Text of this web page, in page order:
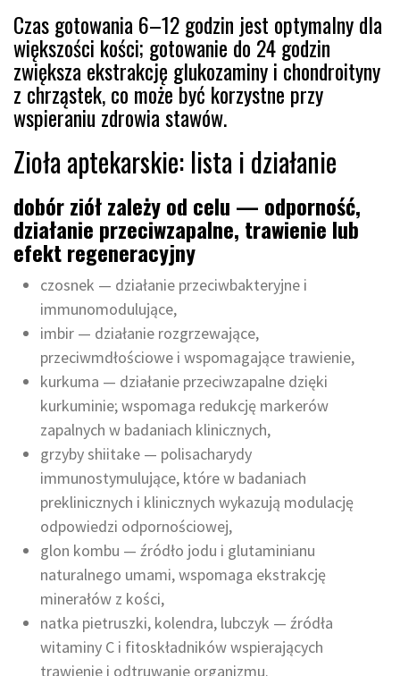
Czas gotowania 6–12 godzin jest optymalny dla
większości kości; gotowanie do 24 godzin
zwiększa ekstrakcję glukozaminy i chondroityny
z chrząstek, co może być korzystne przy
wspieraniu zdrowia stawów.
Zioła aptekarskie: lista i działanie
dobór ziół zależy od celu — odporność,
działanie przeciwzapalne, trawienie lub
efekt regeneracyjny
czosnek — działanie przeciwbakteryjne i
immunomodulujące,
imbir — działanie rozgrzewające,
przeciwmdłościowe i wspomagające trawienie,
kurkuma — działanie przeciwzapalne dzięki
kurkuminie; wspomaga redukcję markerów
zapalnych w badaniach klinicznych,
grzyby shiitake — polisacharydy
immunostymulujące, które w badaniach
preklinicznych i klinicznych wykazują modulację
odpowiedzi odpornościowej,
glon kombu — źródło jodu i glutaminianu
naturalnego umami, wspomaga ekstrakcję
minerałów z kości,
natka pietruszki, kolendra, lubczyk — źródła
witaminy C i fitoskładników wspierających
trawienie i odtruwanie organizmu.